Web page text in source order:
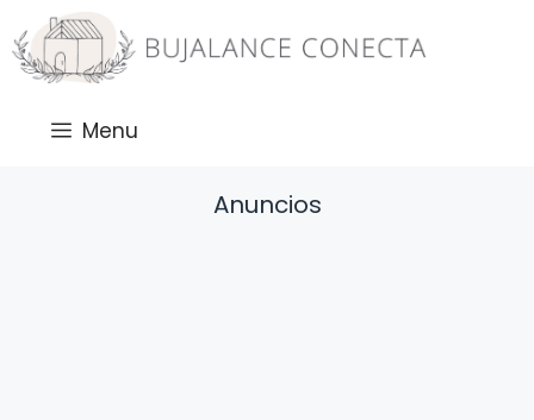
Saltar
al
contenido
Menu
Anuncios